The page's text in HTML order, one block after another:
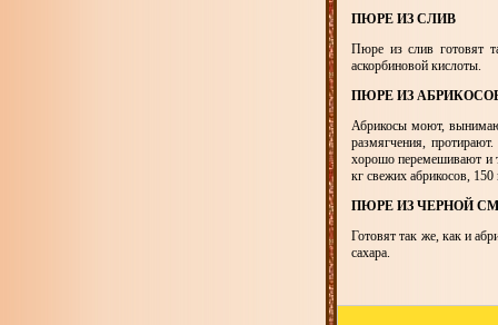
ПЮРЕ ИЗ СЛИВ
Пюре из слив готовят
аскорбиновой кислоты.
ПЮРЕ ИЗ
Абрикосы моют,
размягчения,
хорошо перемешивают и
кг свежих абрикосов,
ПЮРЕ ИЗ ЧЕРНОЙ
Готовят так же, как и
сахара.